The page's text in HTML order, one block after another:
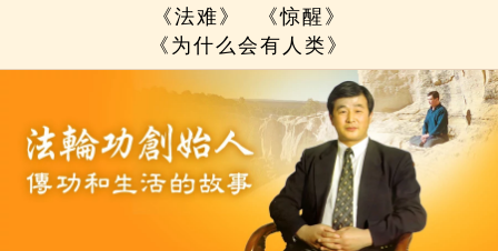
《法难》
《惊醒》
《为什么会有人类》